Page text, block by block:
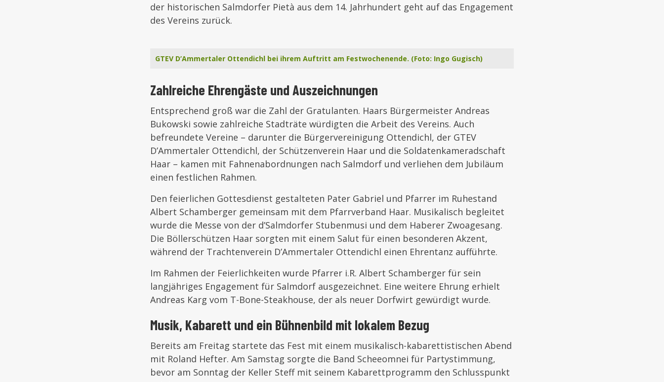
der historischen Salmdorfer Pietà aus dem 14. Jahrhundert geht auf das Engagement
des Vereins zurück.
GTEV D’Ammertaler Ottendichl bei ihrem Auftritt am Festwochenende. (Foto: Ingo Gugisch)
Zahlreiche Ehrengäste und Auszeichnungen
Entsprechend groß war die Zahl der Gratulanten. Haars Bürgermeister Andreas
Bukowski sowie zahlreiche Stadträte würdigten die Arbeit des Vereins. Auch
befreundete Vereine – darunter die Bürgervereinigung Ottendichl, der GTEV
D’Ammertaler Ottendichl, der Schützenverein Haar und die Soldatenkameradschaft
Haar – kamen mit Fahnenabordnungen nach Salmdorf und verliehen dem Jubiläum
einen festlichen Rahmen.
Den feierlichen Gottesdienst gestalteten Pater Gabriel und Pfarrer im Ruhestand
Albert Schamberger gemeinsam mit dem Pfarrverband Haar. Musikalisch begleitet
wurde die Messe von der d’Salmdorfer Stubenmusi und dem Haberer Zwoagesang.
Die Böllerschützen Haar sorgten mit einem Salut für einen besonderen Akzent,
während der Trachtenverein D’Ammertaler Ottendichl einen Ehrentanz aufführte.
Im Rahmen der Feierlichkeiten wurde Pfarrer i.R. Albert Schamberger für sein
langjähriges Engagement für Salmdorf ausgezeichnet. Eine weitere Ehrung erhielt
Andreas Karg vom T-Bone-Steakhouse, der als neuer Dorfwirt gewürdigt wurde.
Musik, Kabarett und ein Bühnenbild mit lokalem Bezug
Bereits am Freitag startete das Fest mit einem musikalisch-kabarettistischen Abend
mit Roland Hefter. Am Samstag sorgte die Band Scheeomnei für Partystimmung,
bevor am Sonntag der Keller Steff mit seinem Kabarettprogramm den Schlusspunkt